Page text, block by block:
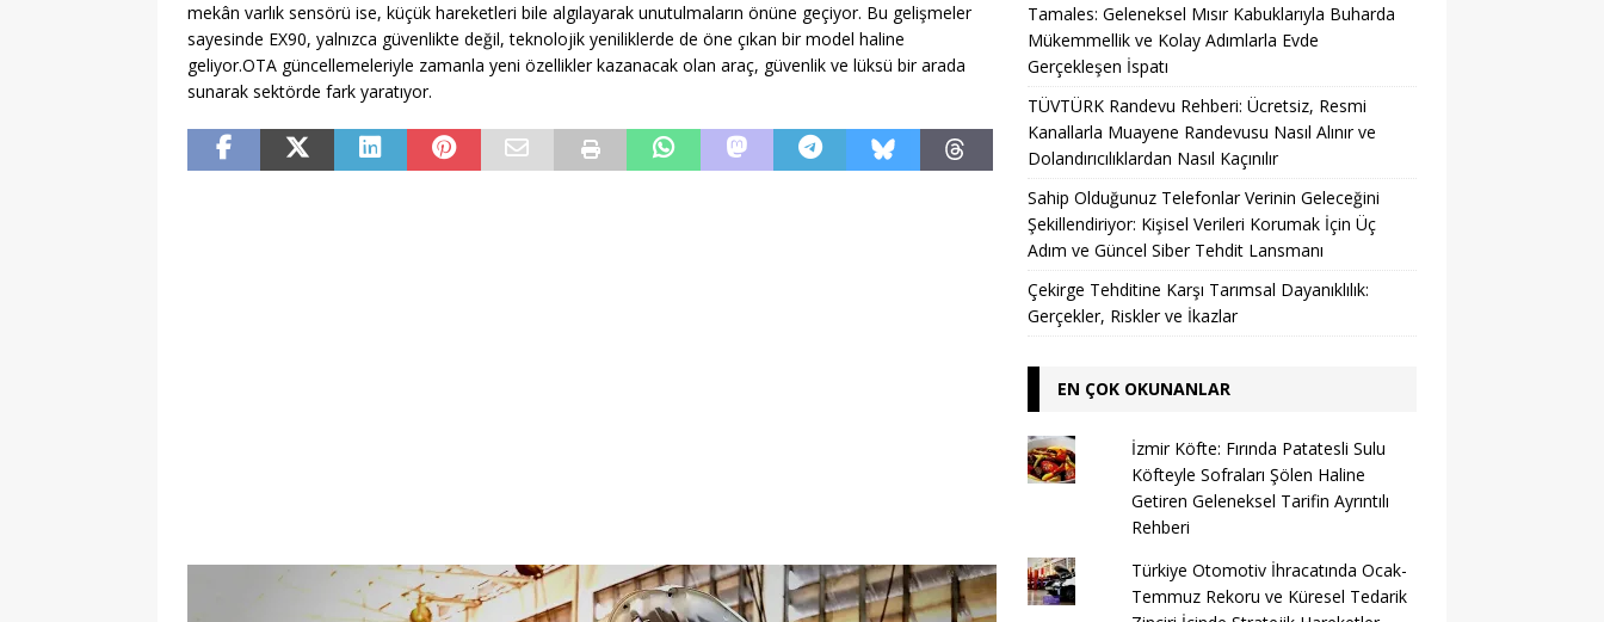
mekân varlık sensörü ise, küçük hareketleri bile algılayarak unutulmaların önüne geçiyor. Bu gelişmeler
sayesinde EX90, yalnızca güvenlikte değil, teknolojik yeniliklerde de öne çıkan bir model haline
geliyor.OTA güncellemeleriyle zamanla yeni özellikler kazanacak olan araç, güvenlik ve lüksü bir arada
sunarak sektörde fark yaratıyor.
Tamales: Geleneksel Mısır Kabuklarıyla Buharda
Mükemmellik ve Kolay Adımlarla Evde
Gerçekleşen İspatı
TÜVTÜRK Randevu Rehberi: Ücretsiz, Resmi
Kanallarla Muayene Randevusu Nasıl Alınır ve
Dolandırıcılıklardan Nasıl Kaçınılır
Sahip Olduğunuz Telefonlar Verinin Geleceğini
Şekillendiriyor: Kişisel Verileri Korumak İçin Üç
Adım ve Güncel Siber Tehdit Lansmanı
Çekirge Tehditine Karşı Tarımsal Dayanıklılık:
Gerçekler, Riskler ve İkazlar
EN ÇOK OKUNANLAR
İzmir Köfte: Fırında Patatesli Sulu
Köfteyle Sofraları Şölen Haline
Getiren Geleneksel Tarifin Ayrıntılı
Rehberi
Türkiye Otomotiv İhracatında Ocak-
Temmuz Rekoru ve Küresel Tedarik